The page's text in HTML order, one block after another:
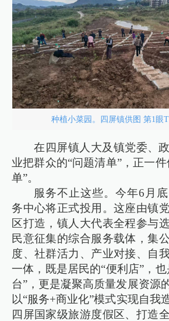
种植小菜园。四屏镇供图 第1眼
在四屏镇人大及镇党委、
业把群众的“问题清单”，正一
单”。
服务不止这些。今年6月
务中心将正式投用。这座由镇
区打造，镇人大代表全程参与
民意征集的综合服务载体，集
度、社群活力、产业对接、自
一体，既是居民的“便利店”，
台”，更是凝聚高质量发展资源
以“服务+商业化”模式实现自我
四屏国家级旅游度假区、打造